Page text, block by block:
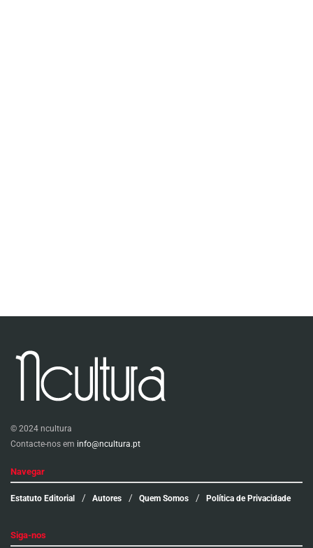
© 2024 ncultura
Contacte-nos em info@ncultura.pt
Navegar
Estatuto Editorial Autores Quem Somos Política de Privacidade
Siga-nos